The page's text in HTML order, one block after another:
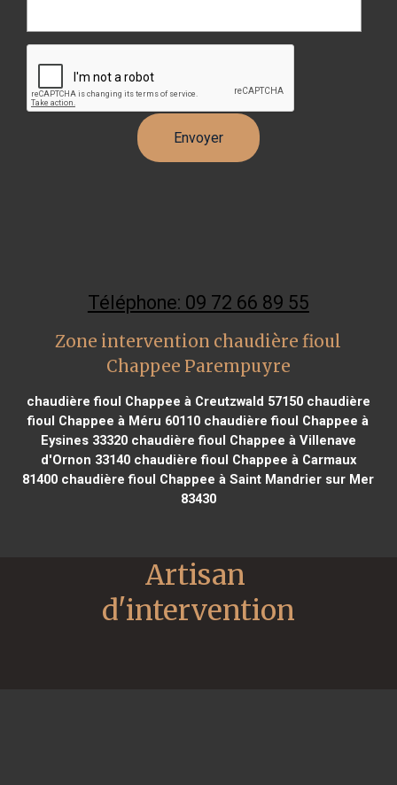
Téléphone: 09 72 66 89 55
Zone intervention chaudière fioul
Chappee Parempuyre
chaudière fioul Chappee à Creutzwald 57150chaudière
fioul Chappee à Méru 60110 chaudière fioul Chappee à
Eysines 33320chaudière fioul Chappee à Villenave
d'Ornon 33140chaudière fioul Chappee à Carmaux
81400 chaudière fioul Chappee à Saint Mandrier sur Mer
83430
Artisan
d'intervention